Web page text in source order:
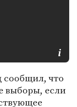
сообщил, что
выборы, если